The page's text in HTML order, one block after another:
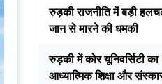
रुड़की राजनीति में बड़ी
जान से मारने की धमकी
रुड़की में कोर यूनिवर्सिटी
आध्यात्मिक शिक्षा और